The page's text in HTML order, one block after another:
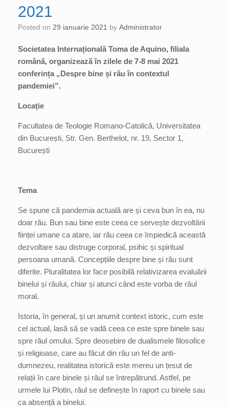
2021
Posted on 29 ianuarie 2021 by Administrator
Societatea Internațională Toma de Aquino, filiala
română, organizează în zilele de 7-8 mai 2021
conferința „Despre bine și rău în contextul
pandemiei”.
Locație
Facultatea de Teologie Romano-Catolică, Universitatea
din București, Str. Gen. Berthelot, nr. 19, Sector 1,
București
Tema
Se spune că pandemia actuală are și ceva bun în ea, nu
doar rău. Bun sau bine este ceea ce servește dezvoltării
ființei umane ca atare, iar rău ceea ce împiedică această
dezvoltare sau distruge corporal, psihic și spiritual
persoana umană. Concepțiile despre bine și rău sunt
diferite. Pluralitatea lor face posibilă relativizarea evaluării
binelui și răului, chiar și atunci când este vorba de răul
moral.
Istoria, în general, și un anumit context istoric, cum este
cel actual, lasă să se vadă ceea ce este spre binele sau
spre răul omului. Spre deosebire de dualismele filosofice
și religioase, care au făcut din rău un fel de anti-
dumnezeu, realitatea istorică este mereu un țesut de
relații în care binele și răul se întrepătrund. Astfel, pe
urmele lui Plotin, răul se definește în raport cu binele sau
ca absență a binelui.